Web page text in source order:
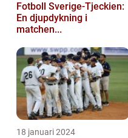
Fotboll Sverige-Tjeckien:
En djupdykning i
matchen...
18 januari 2024